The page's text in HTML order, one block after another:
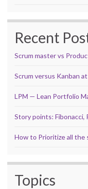
Recent
Scrum master vs
Scrum versus Kanban
LPM — Lean Portfolio
Story points: Fibonacci,
How to Prioritize all the
Topics